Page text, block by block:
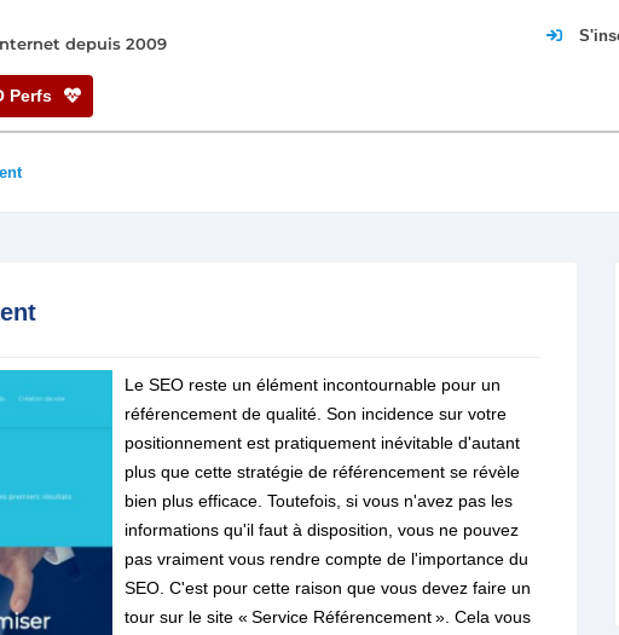
depuis 2009
Perfs
Le SEO reste un élément incontournable pour un
référencement de qualité. Son incidence sur votre
positionnement est pratiquement inévitable d'autant
plus que cette stratégie de référencement se révèle
bien plus efficace. Toutefois, si vous n'avez pas les
informations qu'il faut à disposition, vous ne pouvez
pas vraiment vous rendre compte de l'importance du
SEO. C'est pour cette raison que vous devez faire un
tour sur le site « Service Référencement ». Cela vous